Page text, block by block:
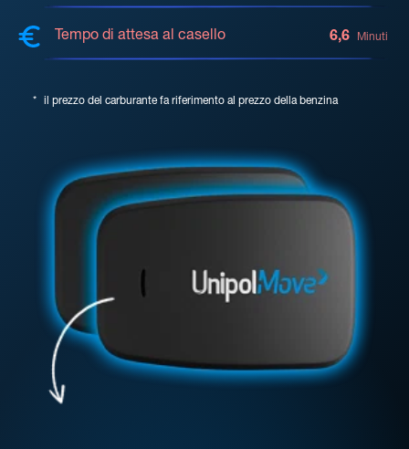
Tempo di attesa al casello 6,6 Minuti
* il prezzo del carburante fa riferimento al prezzo della benzina